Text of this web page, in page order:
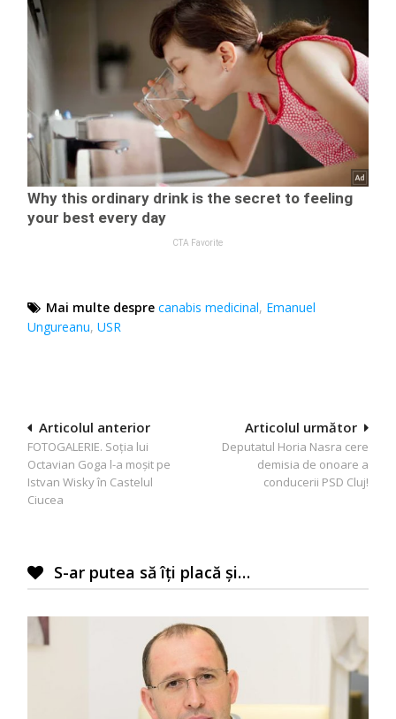
Mai multe despre canabis medicinal, Emanuel
Ungureanu,USR
Navigare
în
articole
Articolul următor
Deputatul Horia Nasra cere
demisia de onoare a
conducerii PSD Cluj!
Articolul anterior
FOTOGALERIE. Soţia lui
Octavian Goga l-a moşit pe
Istvan Wisky în Castelul
Ciucea
S-ar putea să îți placă și…